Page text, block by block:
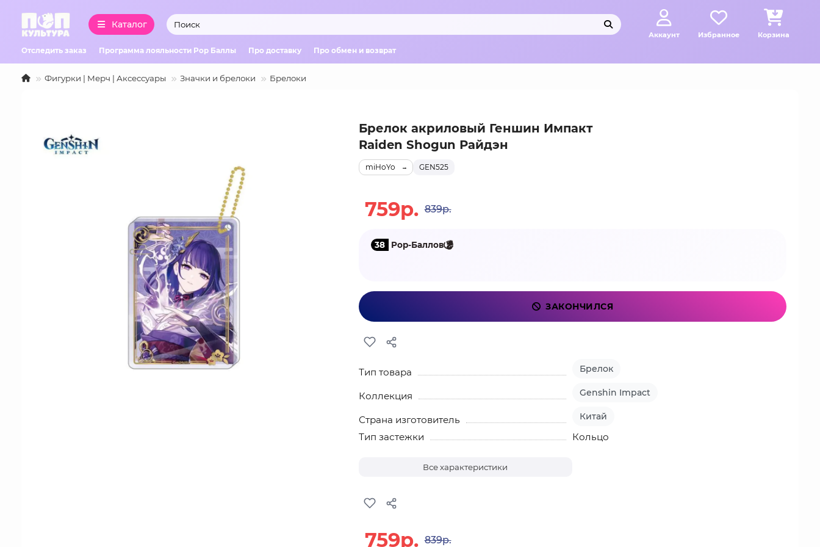
Каталог
Аккаунт Избранное Корзина
Отследить заказ Программа лояльности Pop Баллы Про доставку Про обмен и возврат
Фигурки | Мерч | Аксессуары Значки и брелоки Брелоки
Брелок акриловый Геншин Импакт
Raiden Shogun Райдэн
GEN525
miHoYo
759р. 839р.
38 Pop-Баллов
ЗАКОНЧИЛСЯ
Тип товара Брелок
Коллекция Genshin Impact
Страна изготовитель Китай
Тип застежки Кольцо
Все характеристики
759р. 839р.